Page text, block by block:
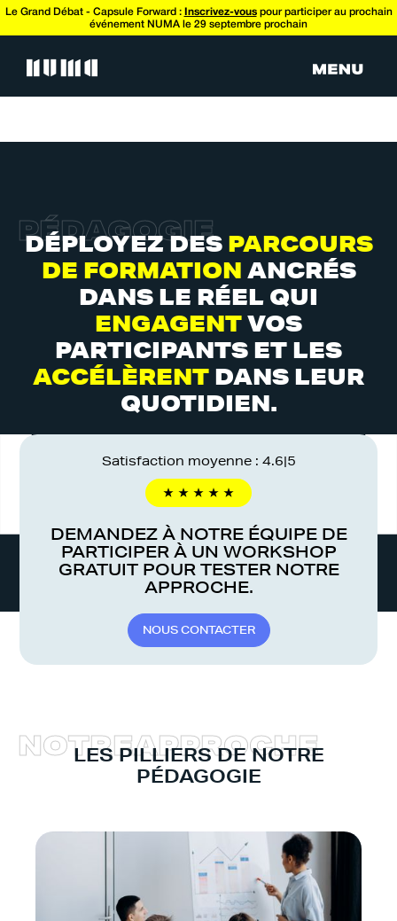
Le Grand Débat - Capsule Forward : Inscrivez-vouspour participer au prochain
événement NUMA le 29 septembre prochain
DÉPLOYEZ DES PARCOURS
DE FORMATION ANCRÉS
DANS LE RÉEL QUI
ENGAGENTVOS
PARTICIPANTS ET LES
ACCÉLÈRENT DANS LEUR
QUOTIDIEN.
PÉDAGOGIE
Satisfaction moyenne : 4.6|5
DEMANDEZ À NOTRE ÉQUIPE DE
PARTICIPER À UN WORKSHOP
GRATUIT POUR TESTER NOTRE
APPROCHE.
NOUS CONTACTER
LES PILLIERS DE NOTRE
PÉDAGOGIE
NOTREAPPROCHE